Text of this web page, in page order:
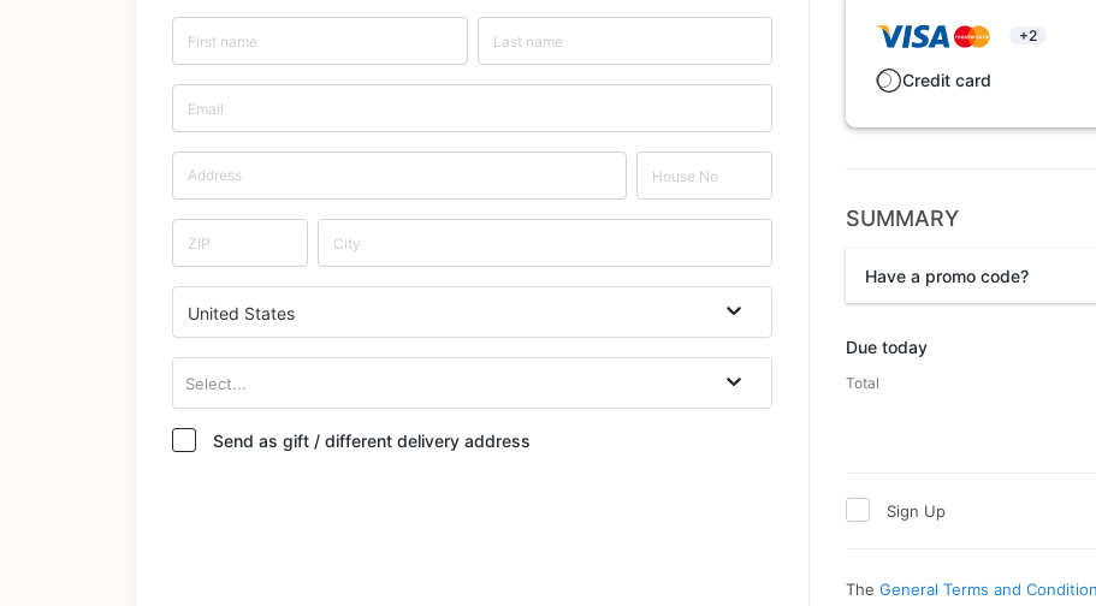
United States
Select...
Send as gift / different delivery address
+2
Credit card
SUMMARY
Have a promo code?
Due today
Total
Sign Up
The General Terms and